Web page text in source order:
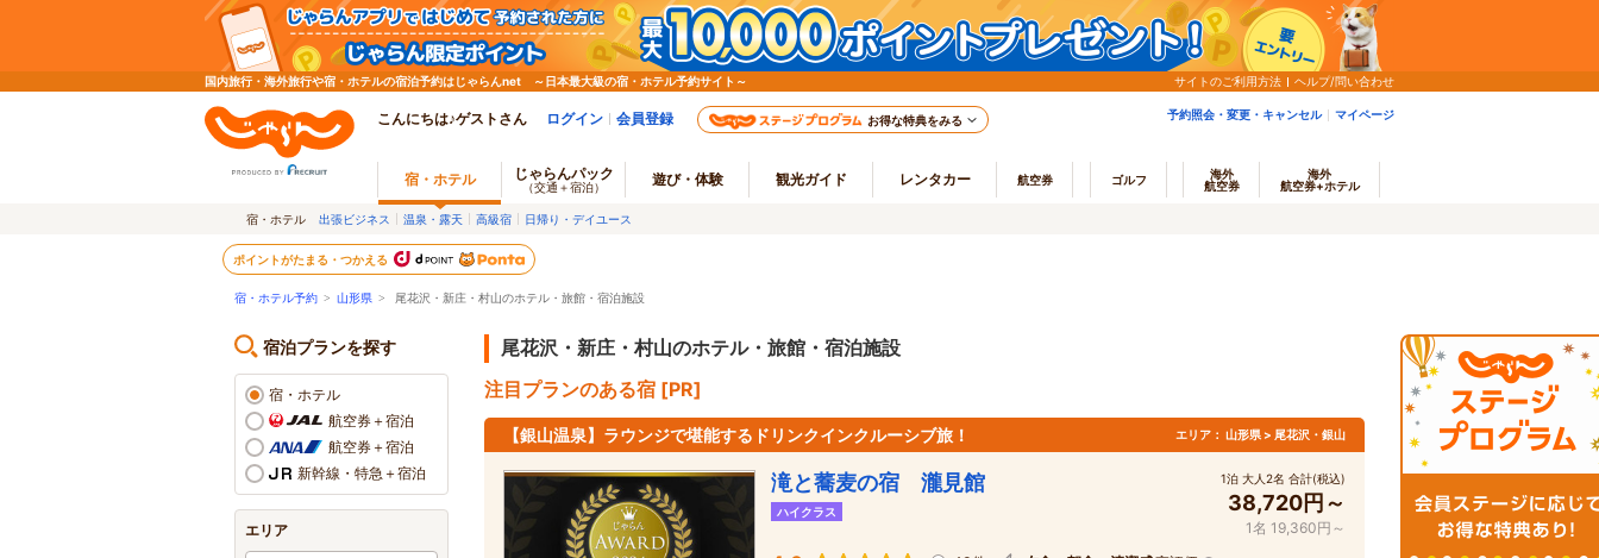
国内旅行・海外旅行や宿・ホテルの宿泊予約はじゃらんnet ～日本最大級の宿・ホテル予約サイト～ サイトのご利用方法 ヘルプ/問い合わせ
こんにちは♪ゲストさん ログイン 会員登録 お得な特典をみる 予約照会・変更・キャンセル マイページ
宿・ホテル じゃらんパック
（交通＋宿泊） 遊び・体験 観光ガイド レンタカー 航空券 ゴルフ
海外
航空券
海外
航空券+ホテル
宿・ホテル 出張ビジネス 温泉・露天 高級宿 日帰り・デイユース
ポイントがたまる・つかえる
宿・ホテル予約 > 山形県 > 尾花沢・新庄・村山のホテル・旅館・宿泊施設
宿泊プランを探す
宿・ホテル
航空券＋宿泊
航空券＋宿泊
新幹線・特急＋宿泊
エリア
尾花沢・新庄・村山のホテル・旅館・宿泊施設
注目プランのある宿 [PR]
【銀山温泉】ラウンジで堪能するドリンクインクルーシブ旅！ エリア： 山形県 > 尾花沢・銀山
滝と蕎麦の宿 瀧見館
ハイクラス
1泊 大人2名 合計(税込)
38,720円～
1名 19,360円～